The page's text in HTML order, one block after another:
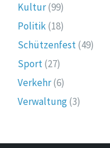
Kultur(99)
Politik(18)
Schützenfest(49)
Sport(27)
Verkehr(6)
Verwaltung(3)